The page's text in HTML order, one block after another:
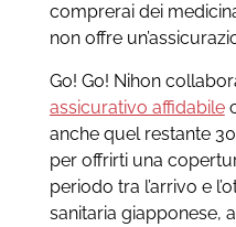
comprerai dei
non offre
Go! Go! Nihon
assicurativo affidabile
anche quel restante
per offrirti una
periodo tra l’arrivo e
sanitaria giapponese,